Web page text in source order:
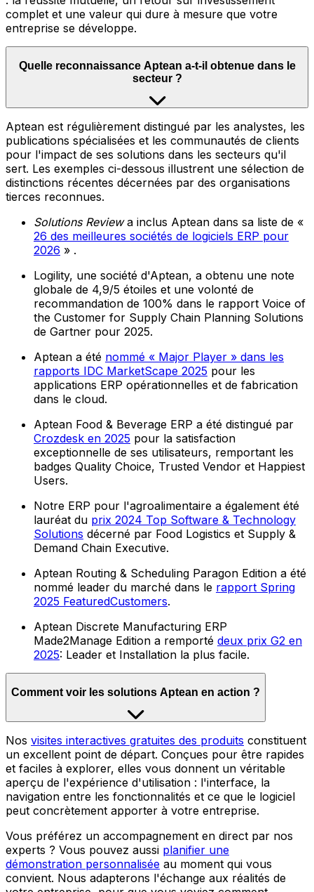
complet et une valeur qui dure à mesure que votre
entreprise se développe.
Quelle reconnaissance Aptean a-t-il obtenue dans le
secteur ?
Aptean est régulièrement distingué par les analystes, les
publications spécialisées et les communautés de clients
pour l'impact de ses solutions dans les secteurs qu'il
sert. Les exemples ci-dessous illustrent une sélection de
distinctions récentes décernées par des organisations
tierces reconnues.
Solutions Reviewa inclus Aptean dans sa liste de «
26 des meilleures sociétés de logiciels ERP pour
2026 » .
Logility, une société d'Aptean, a obtenu une note
globale de 4,9/5 étoiles et une volonté de
recommandation de 100% dans le rapport Voice of
the Customer for Supply Chain Planning Solutions
de Gartner pour 2025.
Aptean a été nommé « Major Player » dans les
rapports IDC MarketScape 2025 pour les
applications ERP opérationnelles et de fabrication
dans le cloud.
Aptean Food & Beverage ERP a été distingué par
Crozdesk en 2025 pour la satisfaction
exceptionnelle de ses utilisateurs, remportant les
badges Quality Choice, Trusted Vendor et Happiest
Users.
Notre ERP pour l'agroalimentaire a également été
lauréat du prix 2024 Top Software & Technology
Solutions décerné par Food Logistics et Supply &
Demand Chain Executive.
Aptean Routing & Scheduling Paragon Edition a été
nommé leader du marché dans le rapport Spring
2025 FeaturedCustomers.
Aptean Discrete Manufacturing ERP
Made2Manage Edition a remporté deux prix G2 en
2025: Leader et Installation la plus facile.
Comment voir les solutions Aptean en action ?
Nos visites interactives gratuites des produits constituent
un excellent point de départ. Conçues pour être rapides
et faciles à explorer, elles vous donnent un véritable
aperçu de l'expérience d'utilisation : l'interface, la
navigation entre les fonctionnalités et ce que le logiciel
peut concrètement apporter à votre entreprise.
Vous préférez un accompagnement en direct par nos
experts ? Vous pouvez aussi planifier une
démonstration personnalisée au moment qui vous
convient. Nous adapterons l'échange aux réalités de